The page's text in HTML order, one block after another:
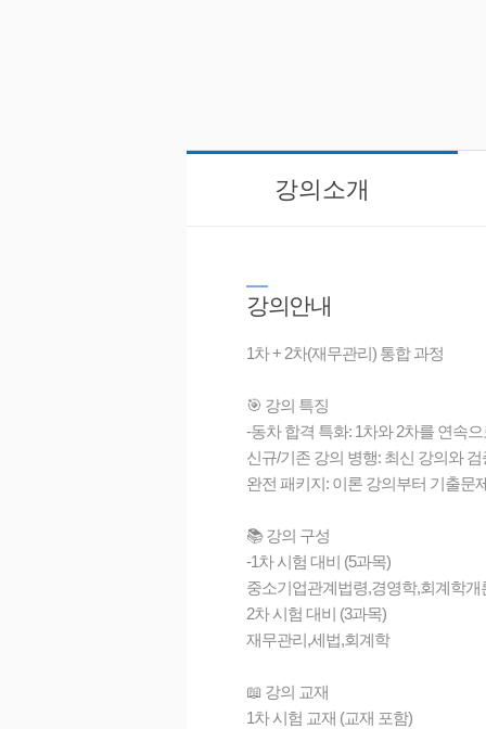
강의소개
강의안내
1차 + 2차(재무관리) 통합 과정
🎯 강의 특징
-동차 합격 특화: 1차와 2차를 연속
신규/기존 강의 병행: 최신 강의와
완전 패키지: 이론 강의부터 기출문
📚 강의 구성
-1차 시험 대비 (5과목)
중소기업관계법령,경영학,회계학
2차 시험 대비 (3과목)
재무관리,세법,회계학
📖 강의 교재
1차 시험 교재 (교재 포함)